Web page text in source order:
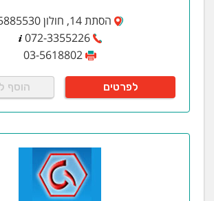
הסתת 14, חולון 5885530
072-3355226
03-5618802
לפרטים הוסף